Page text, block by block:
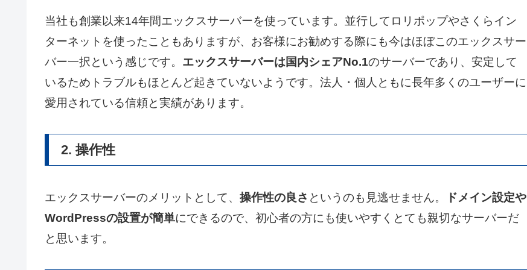
当社も創業以来14年間エックスサーバーを使っています。並行してロリポップやさくらイン
ターネットを使ったこともありますが、お客様にお勧めする際にも今はほぼこのエックスサー
バー一択という感じです。 エックスサーバーは国内シェアNo.1のサーバーであり、安定して
いるためトラブルもほとんど起きていないようです。法人・個人ともに長年多くのユーザーに
愛用されている信頼と実績があります。
2. 操作性
エックスサーバーのメリットとして、 操作性の良さ というのも見逃せません。
ドメイン設定や
WordPressの設置が簡単にできるので、初心者の方にも使いやすくとても親切なサーバーだ
と思います。